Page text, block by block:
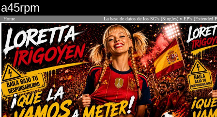
a45rpm
Home La base de datos de los SG's (Singles) y EP's (Extended